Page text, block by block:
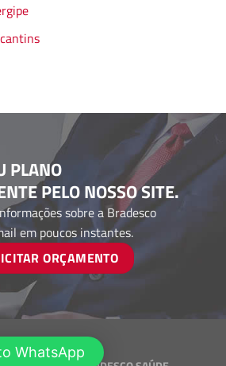
PLANO
PELO NOSSO SITE.
sobre a Bradesco
em poucos instantes.
ORÇAMENTO
WhatsApp